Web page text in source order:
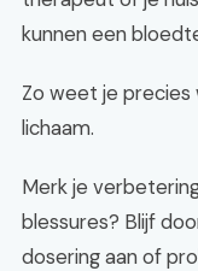
kunnen een
Zo weet je
lichaam.
Merk je
blessures? Blijf
dosering aan of